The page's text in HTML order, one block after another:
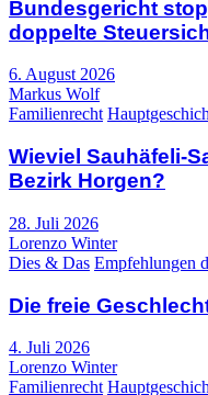
Bundesgericht
doppelte
6. August 2026
Markus Wolf
Familienrecht
Wieviel Sauhäfeli-
Bezirk Horgen?
28. Juli 2026
Lorenzo Winter
Dies & Das Empfehlungen
Die freie
4. Juli 2026
Lorenzo Winter
Familienrecht